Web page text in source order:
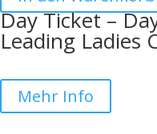
Day Ticket –
Leading Ladies
Mehr Info